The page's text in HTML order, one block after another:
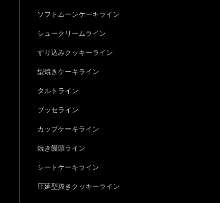
ソフトムーンケーキライン
シュークリームライン
すり込みクッキーライン
型焼きケーキライン
タルトライン
ブッセライン
カップケーキライン
焼き饅頭ライン
シートケーキライン
圧延型抜きクッキーライン